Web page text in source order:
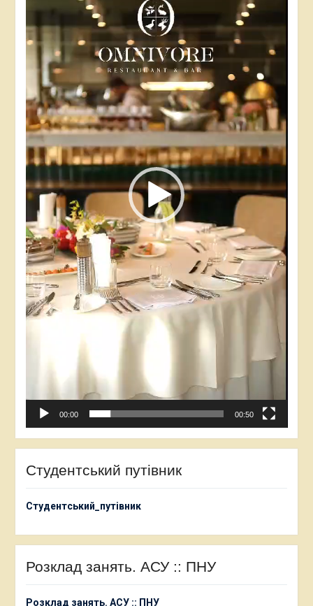
00:00 00:50
Студентський путівник
Студентський_путівник
Розклад занять. АСУ :: ПНУ
Розклад занять. АСУ :: ПНУ